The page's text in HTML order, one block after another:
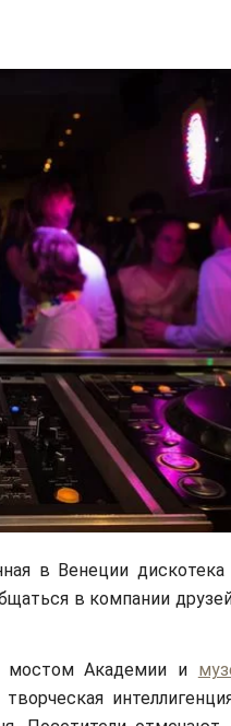
в Венеции
в компании
мостом Академии и